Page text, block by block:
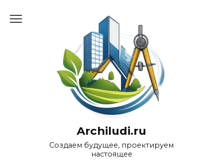
Archiludi.ru
Создаем будущее, проектируем
настоящее